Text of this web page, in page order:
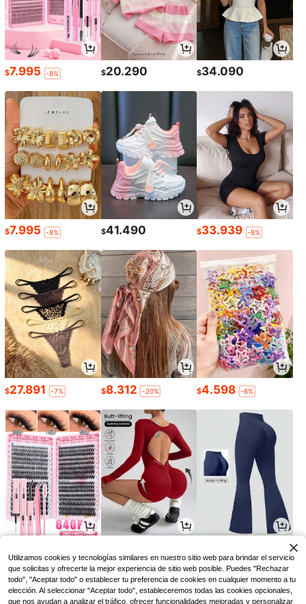
$7.995 -8% $20.290 $34.090
$7.995 -8% $41.490 $33.939 -8%
$27.891 -7% $8.312 -20% $4.598 -6%
Utilizamos cookies y tecnologías similares en nuestro sitio web para brindar el servicio
que solicitas y ofrecerte la mejor experiencia de sitio web posible. Puedes "Rechazar
todo", "Aceptar todo" o establecer tu preferencia de cookies en cualquier momento a tu
elección. Al seleccionar "Aceptar todo", estableceremos todas las cookies opcionales,
que nos ayudan a analizar el tráfico, ofrecer funcionalidades mejoradas y personalizar